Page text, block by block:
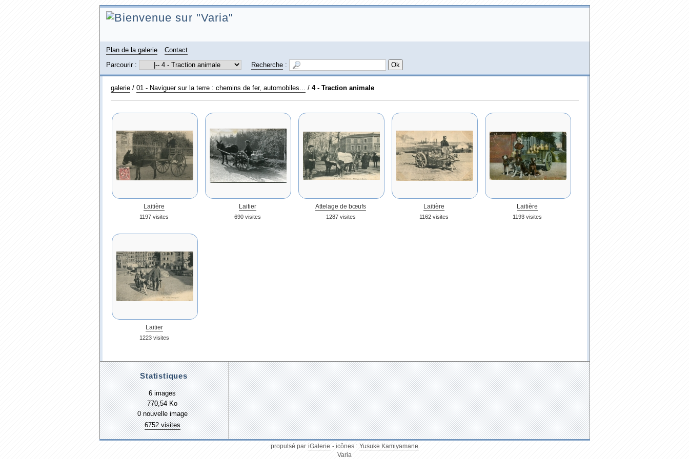
Plan de la galerie
Contact
Parcourir :
Recherche:
galerie/ 01 - Naviguer sur la terre : chemins de fer, automobiles... / 4 - Traction animale
Laitière
1197 visites
Laitier
690 visites
Attelage de bœufs
1287 visites
Laitière
1162 visites
Laitière
1193 visites
Laitier
1223 visites
Statistiques
6 images
770,54 Ko
0 nouvelle image
6752 visites
propulsé par iGalerie - icônes : Yusuke Kamiyamane
Varia